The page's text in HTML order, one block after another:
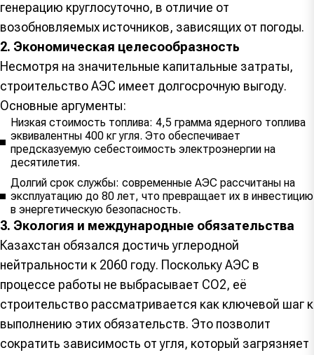
генерацию круглосуточно, в отличие от
возобновляемых источников, зависящих от погоды.
2. Экономическая целесообразность
Несмотря на значительные капитальные затраты,
строительство АЭС имеет долгосрочную выгоду.
Основные аргументы:
Низкая стоимость топлива: 4,5 грамма ядерного топлива
эквивалентны 400 кг угля. Это обеспечивает
предсказуемую себестоимость электроэнергии на
десятилетия.
Долгий срок службы: современные АЭС рассчитаны на
эксплуатацию до 80 лет, что превращает их в инвестицию
в энергетическую безопасность.
3. Экология и международные обязательства
Казахстан обязался достичь углеродной
нейтральности к 2060 году. Поскольку АЭС в
процессе работы не выбрасывает CO2, её
строительство рассматривается как ключевой шаг к
выполнению этих обязательств. Это позволит
сократить зависимость от угля, который загрязняет